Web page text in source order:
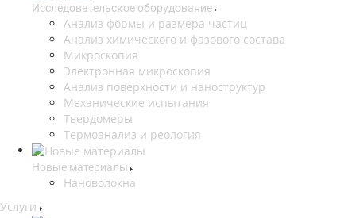
Исследовательское оборудование
Анализ формы и размера частиц
Анализ химического и фазового состава
Микроскопия
Электронная микроскопия
Анализ поверхности и наноструктур
Механические испытания
Твердомеры
Термоанализ и реология
Новые материалы
Нановолокна
Услуги